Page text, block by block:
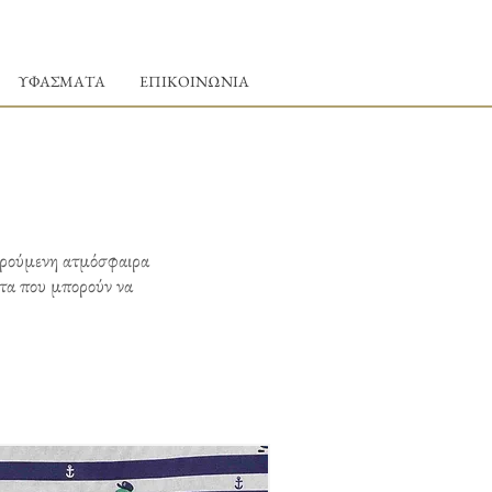
ΥΦΑΣΜΑΤΑ ΕΠΙΚΟΙΝΩΝΙΑ
ατμόσφαιρα
που μπορούν να